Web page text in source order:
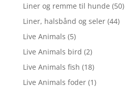
Liner og remme til hunde (50)
Liner, halsbånd og seler (44)
Live Animals (5)
Live Animals bird (2)
Live Animals fish (18)
Live Animals foder (1)